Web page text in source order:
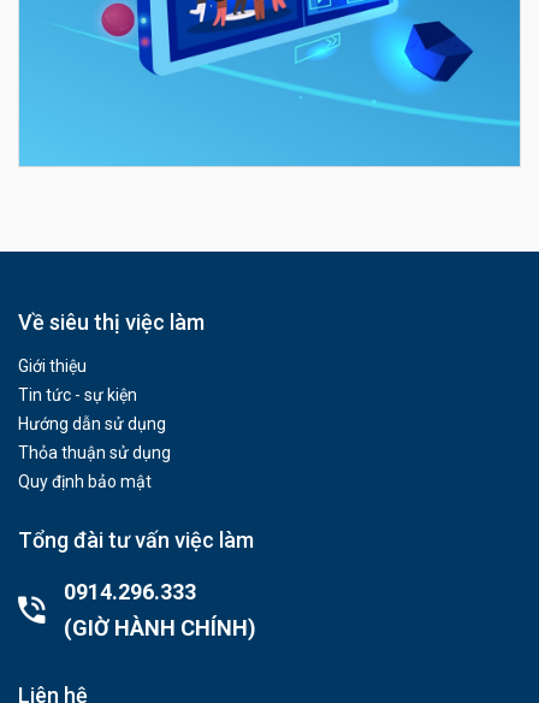
Về siêu thị việc làm
Giới thiệu
Tin tức - sự kiện
Hướng dẫn sử dụng
Thỏa thuận sử dụng
Quy định bảo mật
Tổng đài tư vấn việc làm
0914.296.333
(GIỜ HÀNH CHÍNH)
Liên hệ